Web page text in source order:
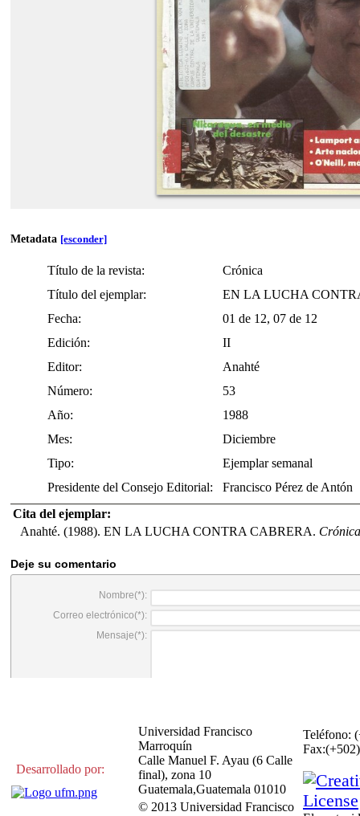
Metadata [esconder]
Título de la revista:
Crónica
Título del ejemplar:
EN LA LUCHA
Fecha:
01 de 12, 07 de 12
Edición:
II
Editor:
Anahté
Número:
53
Año:
1988
Mes:
Diciembre
Tipo:
Ejemplar semanal
Presidente del Consejo Editorial:
Francisco Pérez de Antón
Cita del ejemplar:
Anahté. (1988). EN LA LUCHA CONTRA CABRERA. Crónica
Desarrollado por:
Universidad Francisco
Marroquín
Calle Manuel F. Ayau (6 Calle
final), zona 10
Guatemala,Guatemala 01010
Teléfono:
© 2013 Universidad Francisco